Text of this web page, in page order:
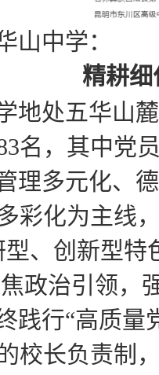
山中学：
精耕
地处五华山
名，其中党
理多元化、
彩化为主线
型、创新型特
政治引领，
践行“高质量
校长负责制